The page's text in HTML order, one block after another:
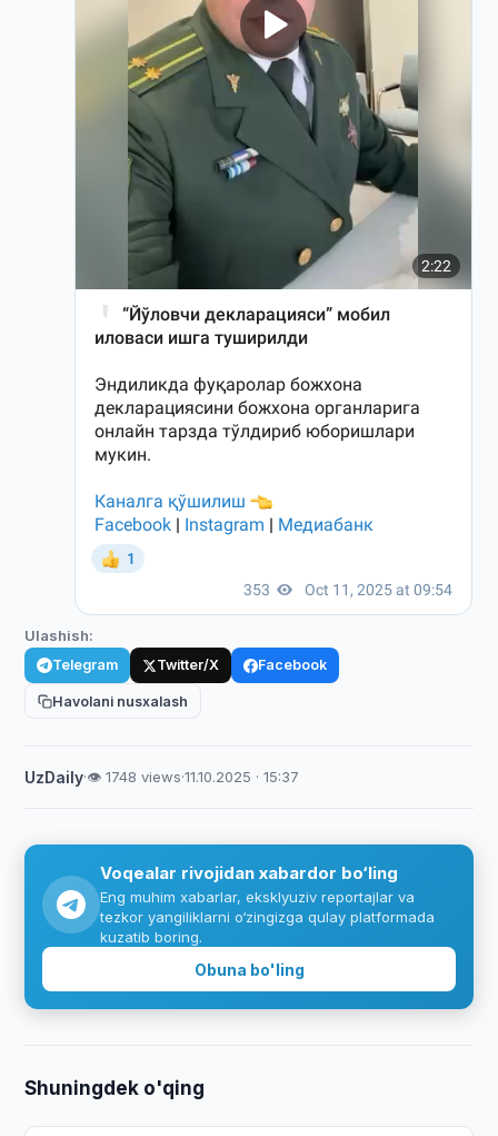
Ulashish:
Telegram Twitter/X Facebook
Havolani nusxalash
UzDaily·👁 1748 views·11.10.2025 · 15:37
Voqealar rivojidan xabardor bo‘ling
Eng muhim xabarlar, eksklyuziv reportajlar va
tezkor yangiliklarni o‘zingizga qulay platformada
kuzatib boring.
Obuna bo'ling
Shuningdek o'qing